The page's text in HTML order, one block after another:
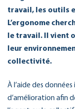
travail, les outils
L’ergonome
le travail. Il vient
leur
collectivité.
À l’aide des
d’amélioration afin